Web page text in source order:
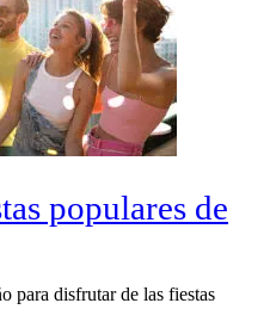
populares de
para disfrutar de las fiestas